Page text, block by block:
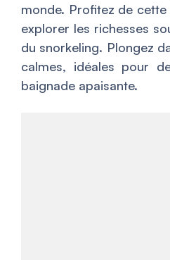
monde. Profitez de
explorer les richesses
du snorkeling. Plongez
calmes, idéales pour
baignade apaisante.